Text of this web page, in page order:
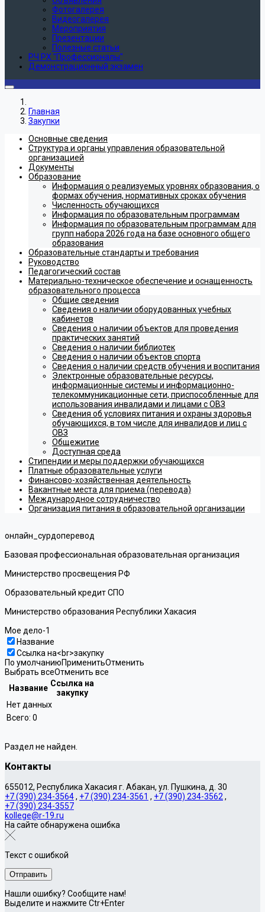
Фотогалерея
Видеогалерея
Мероприятия
Презентации
Полезные статьи
РЧ РХ "Профессионалы"
Демонстрационный экзамен
Главная
Закупки
Основные сведения
Структура и органы управления образовательной
организацией
Документы
Образование
Информация о реализуемых уровнях образования, о
формах обучения, нормативных сроках обучения
Численность обучающихся
Информация по образовательным программам
Информация по образовательным программам для
групп набора 2026 года на базе основного общего
образования
Образовательные стандарты и требования
Руководство
Педагогический состав
Материально-техническое обеспечение и оснащенность
образовательного процесса
Общие сведения
Сведения о наличии оборудованных учебных
кабинетов
Сведения о наличии объектов для проведения
практических занятий
Сведения о наличии библиотек
Сведения о наличии объектов спорта
Сведения о наличии средств обучения и воспитания
Электронные образовательные ресурсы,
информационные системы и информационно-
телекоммуникационные сети, приспособленные для
использования инвалидами и лицами с ОВЗ
Сведения об условиях питания и охраны здоровья
обучающихся, в том числе для инвалидов и лиц с
ОВЗ
Общежитие
Доступная среда
Стипендии и меры поддержки обучающихся
Платные образовательные услуги
Финансово-хозяйственная деятельность
Вакантные места для приема (перевода)
Международное сотрудничество
Организация питания в образовательной организации
онлайн_сурдоперевод
Базовая профессиональная образовательная организация
Министерство просвещения РФ
Образовательный кредит СПО
Министерство образования Республики Хакасия
Мое дело-1
Название
Ссылка на<br>закупку
По умолчаниюПрименитьОтменить
Выбрать всеОтменить все
Название Ссылка на
закупку
Нет данных
Всего: 0
Раздел не найден.
Контакты
655012, Республика Хакасия г. Абакан, ул. Пушкина, д. 30
+7 (390) 234-3564, +7 (390) 234-3561 , +7 (390) 234-3562 ,
+7 (390) 234-3557
kollege@r-19.ru
На сайте обнаружена ошибка
Текст с ошибкой
Нашли ошибку? Сообщите нам!
Выделите и нажмите Ctr+Enter